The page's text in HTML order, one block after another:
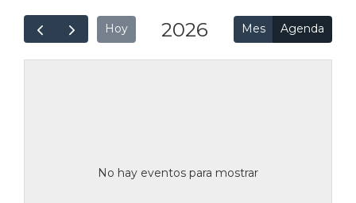
Hoy 2026 Mes Agenda
No hay eventos para mostrar